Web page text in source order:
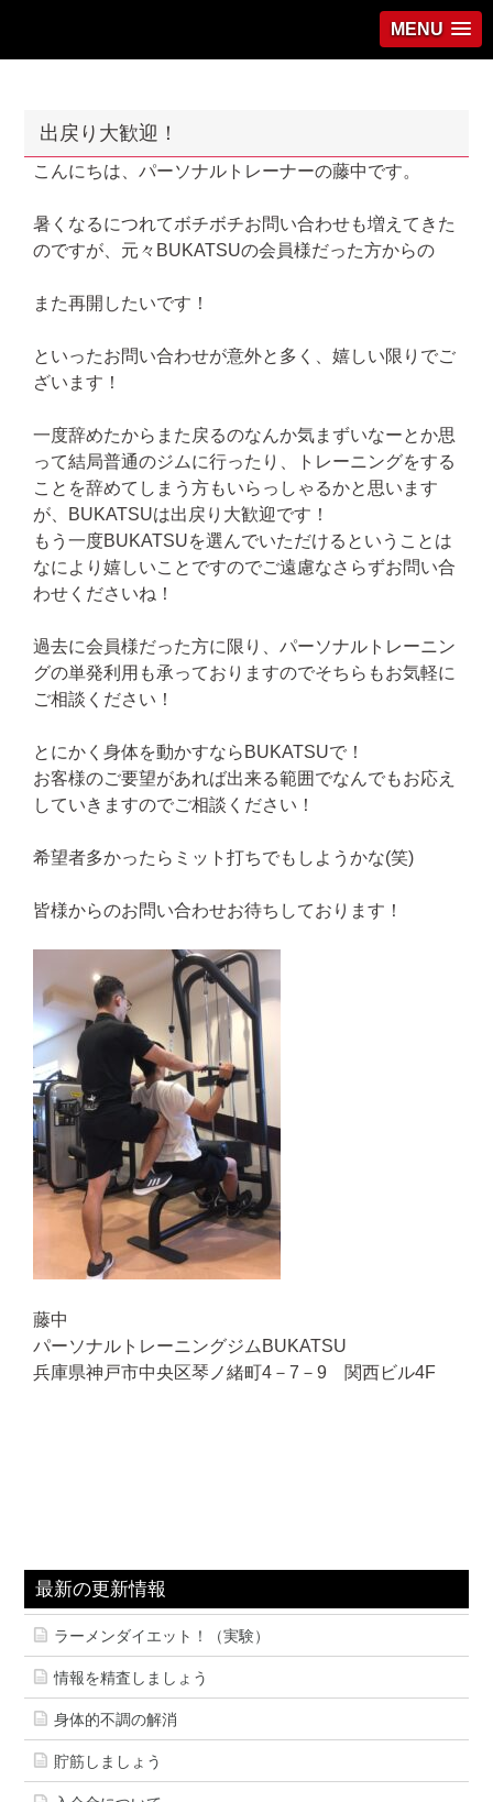
MENU
出戻り大歓迎！
こんにちは、パーソナルトレーナーの藤中です。
暑くなるにつれてボチボチお問い合わせも増えてきた
のですが、元々BUKATSUの会員様だった方からの
また再開したいです！
といったお問い合わせが意外と多く、嬉しい限りでご
ざいます！
一度辞めたからまた戻るのなんか気まずいなーとか思
って結局普通のジムに行ったり、トレーニングをする
ことを辞めてしまう方もいらっしゃるかと思います
が、BUKATSUは出戻り大歓迎です！
もう一度BUKATSUを選んでいただけるということは
なにより嬉しいことですのでご遠慮なさらずお問い合
わせくださいね！
過去に会員様だった方に限り、パーソナルトレーニン
グの単発利用も承っておりますのでそちらもお気軽に
ご相談ください！
とにかく身体を動かすならBUKATSUで！
お客様のご要望があれば出来る範囲でなんでもお応え
していきますのでご相談ください！
希望者多かったらミット打ちでもしようかな(笑)
皆様からのお問い合わせお待ちしております！
藤中
パーソナルトレーニングジムBUKATSU
兵庫県神戸市中央区琴ノ緒町4－7－9 関西ビル4F
最新の更新情報
ラーメンダイエット！（実験）
情報を精査しましょう
身体的不調の解消
貯筋しましょう